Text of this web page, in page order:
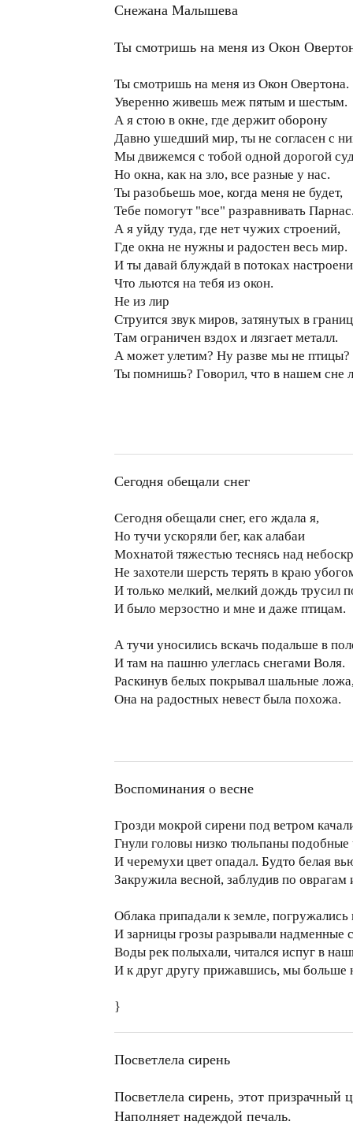
Снежана Малышева
Ты смотришь на меня из Окон
Ты смотришь на меня из Окон Овертона.
Уверенно живешь меж пятым и шестым.
А я стою в окне, где держит оборону
Давно ушедший мир, ты не согласен с
Мы движемся с тобой одной дорогой
Но окна, как на зло, все разные у нас.
Ты разобьешь мое, когда меня не будет,
Тебе помогут "все" разравнивать
А я уйду туда, где нет чужих строений,
Где окна не нужны и радостен весь мир.
И ты давай блуждай в потоках
Что льются на тебя из окон.
Не из лир
Струится звук миров, затянутых в
Там ограничен вздох и лязгает металл.
А может улетим? Ну разве мы не птицы?
Ты помнишь? Говорил, что в нашем сне
Сегодня обещали снег
Сегодня обещали снег, его ждала я,
Но тучи ускоряли бег, как алабаи
Мохнатой тяжестью теснясь над
Не захотели шерсть терять в краю
И только мелкий, мелкий дождь трусил
И было мерзостно и мне и даже птицам.
А тучи уносились вскачь подальше в
И там на пашню улеглась снегами Воля.
Раскинув белых покрывал шальные
Она на радостных невест была похожа.
Воспоминания о весне
Грозди мокрой сирени под ветром
Гнули головы низко тюльпаны
И черемухи цвет опадал. Будто белая
Закружила весной, заблудив по
Облака припадали к земле, погружались
И зарницы грозы разрывали надменные
Воды рек полыхали, читался испуг в
И к друг другу прижавшись, мы больше
}
Посветлела сирень
Посветлела сирень, этот призрачный
Наполняет надеждой печаль.